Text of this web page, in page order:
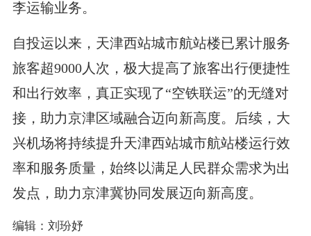
李运输业务。
自投运以来，天津西站城市航站楼已累计服务
旅客超9000人次，极大提高了旅客出行便捷性
和出行效率，真正实现了“空铁联运”的无缝对
接，助力京津区域融合迈向新高度。后续，大
兴机场将持续提升天津西站城市航站楼运行效
率和服务质量，始终以满足人民群众需求为出
发点，助力京津冀协同发展迈向新高度。
编辑：刘玢妤